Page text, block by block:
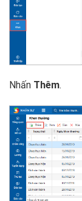
Nhấn Thêm.